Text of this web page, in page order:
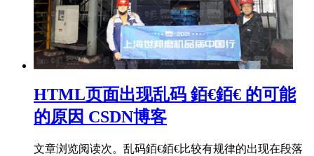
HTML页面出现乱码 銆€銆€ 的可能
的原因 CSDN博客
文章浏览阅读次。乱码銆€銆€比较有规律的出现在段落